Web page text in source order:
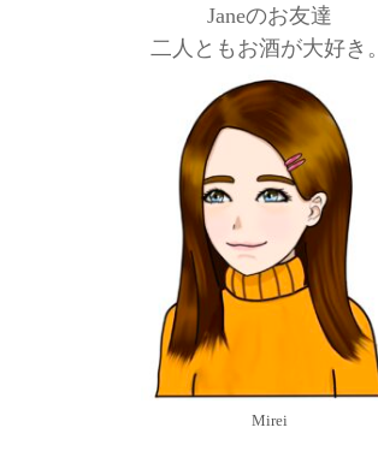
Janeのお友達
二人ともお酒が大好き。
Mirei